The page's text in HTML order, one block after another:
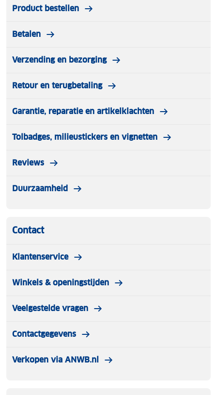
Het gebruik van kruiden past uitstekend in een
en milieu.
Product bestellen
Betalen
Verzending en bezorging
Retour en terugbetaling
Garantie, reparatie en artikelklachten
Tolbadges, milieustickers en vignetten
Reviews
Duurzaamheid
Contact
Klantenservice
Winkels & openingstijden
Veelgestelde vragen
Contactgegevens
Verkopen via ANWB.nl